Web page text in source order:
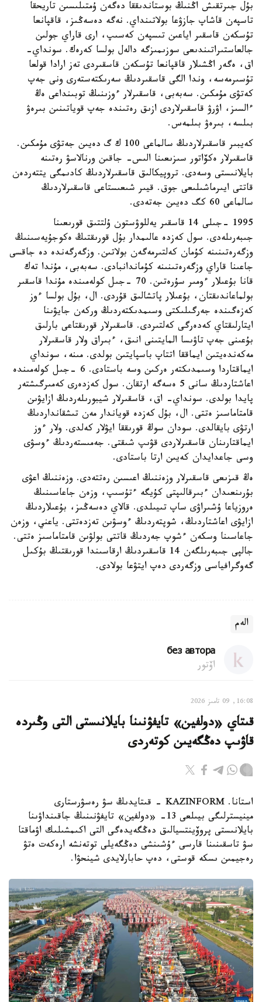
بۇل جىرتقىش اڭنىڭ بوستاندىققا دەگەن ۇمتىلىسىن تاريحقا
تاسپەن قاشاپ جازۋعا بولاتىنداي. نەگە دەسەڭىز، قاقپانعا
تۇسكەن قاسقىر اياعىن تىسپەن كەسىپ، ارى قاراي جولىن
جالعاستىراتىندىعى سوزىمىزگە دالەل بولسا كەرەك. سونداي-
اق، ەگەر اڭشىلار قاقپانعا تۇسكەن قاسقىردى تەز ارادا قولعا
تۇسىرمەسە، وندا الگى قاسقىردىڭ سەرىكتەستەرى ونى جەپ
كەتۋى مۇمكىن. سەبەبى، قاسقىرلار ءوزىنىڭ توبىنداعى ەڭ
ءالسىز، اۋرۋ قاسقىرلاردى ازىق رەتىندە جەپ قوياتىنىن بىرەۋ
بىلسە، بىرەۋ بىلمەس.
كەيبىر قاسقىرلاردىڭ سالماعى 100 ك گ دەيىن جەتۋى مۇمكىن.
قاسقىرلار ەكۆاتور سىزىعىنا الىس- جاقىن ورنالاسۋ رەتىنە
بايلانىستى وسەدى. تروپيكالىق قاسقىرلاردىڭ كادىمگى يتتەردەن
قاتتى ايىرماشىلىعى جوق. قيىر شىعىستاعى قاسقىرلاردىڭ
سالماعى 60 كگ دەيىن جەتەدى.
1995 -جىلى 14 قاسقىر يەللوۋستون ۇلتتىق قورىعىنا
جىبەرىلەدى. سول كەزدە عالىمدار بۇل قورىقتىڭ ەكوجۇيەسىنىڭ
وزگەرەتىنىنە كۇمان كەلتىرمەگەن بولاتىن. وزگەرگەندە دە جاقسى
جاعىنا قاراي وزگەرەتىنىنە كۇماندانبادى. سەبەبى، مۇندا تەك
قانا بۇعىلار ءومىر سۇرەتىن. 70 -جىل كولەمىندە مۇندا قاسقىر
بولماعاندىقتان، بۇعىلار پاتشالىق قۇردى. ال، بۇل بولسا ءوز
كەزەگىندە جەرگىلىكتى وسىمدىكتەردىڭ وركەن جايۋىنا
ايتارلىقتاي كەدەرگى كەلتىردى. قاسقىرلار قورىقتاعى بارلىق
بۇعىنى جەپ تاۋىسا المايتىنى انىق، ءبىراق ولار قاسقىرلار
مەكەندەيتىن ايماققا اتتاپ باسپايتىن بولدى. مىنە، سونداي
ايماقتاردا وسىمدىكتەر ەركىن وسە باستادى. 6 -جىل كولەمىندە
اعاشتاردىڭ سانى 5 ەسەگە ارتقان. سول كەزدەرى كەمىرگىشتەر
پايدا بولدى. سونداي- اق، قاسقىرلار شيبورىلەردىڭ ازايۋىن
قامتاماسىز ەتتى. ال، بۇل كەزدە قوياندار مەن تىشقانداردىڭ
ارتۋى بايقالدى. سودان سوڭ قورىققا ايۋلار كەلدى. ولار ءوز
ايماقتارىنان قاسقىرلاردى قۋىپ شىقتى. جەمىستەردىڭ ءوسۋى
وسى جاعدايدان كەيىن ارتا باستادى.
ەڭ قىزىعى قاسقىرلار وزەننىڭ اعىسىن رەتتەدى. وزەننىڭ اعۋى
بۇرىنعىدان ءبىرقالىپتى كۇيگە ءتۇسىپ، وزەن جاعاسىنىڭ
ەروزياعا ۇشىراۋى ساپ تىيىلدى. قالاي دەسەڭىز، بۇعىلاردىڭ
ازايۋى اعاشتاردىڭ، شوپتەردىڭ ءوسۋىن تەزدەتتى. ياعني، وزەن
جاعاسىنا وسكەن ءشوپ جەردىڭ قاتتى بولۋىن قامتاماسىز ەتتى.
جالپى جىبەرىلگەن 14 قاسقىردىڭ ارقاسىندا قورىقتىڭ بۇكىل
گەوگرافياسى وزگەردى دەپ ايتۋعا بولادى.
الەم
без автора
اۆتور
16:08, 09 تامىز 2026
قىتاي «دولفين» تايفۋنىنا بايلانىستى التى وڭىردە
قاۋىپ دەڭگەيىن كوتەردى
استانا. KAZINFORM - قىتايدىڭ سۋ رەسۋرستارى
مينيسترلىگى بيىلعى 13- «دولفين» تايفۋنىنىڭ جاقىنداۋىنا
بايلانىستى پروۆينتسيالىق دەڭگەيدەگى التى اكىمشىلىك اۋماقتا
سۋ تاسقىنىنا قارسى ءۇشىنشى دەڭگەيلى توتەنشە ارەكەت ەتۋ
رەجيمىن ىسكە قوستى، دەپ حابارلايدى شينحۋا.